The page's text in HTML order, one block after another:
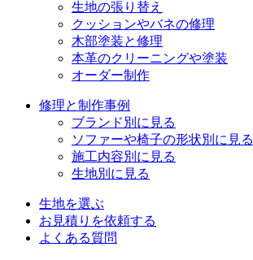
生地の張り替え
クッションやバネの修理
木部塗装と修理
本革のクリーニングや塗装
オーダー制作
修理と制作事例
ブランド別に見る
ソファーや椅子の形状別に見る
施工内容別に見る
生地別に見る
生地を選ぶ
お見積りを依頼する
よくある質問